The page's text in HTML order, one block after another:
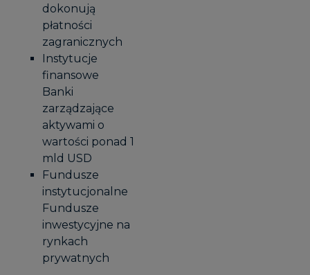
dokonują
płatności
zagranicznych
Instytucje
finansowe
Banki
zarządzające
aktywami o
wartości ponad 1
mld USD
Fundusze
instytucjonalne
Fundusze
inwestycyjne na
rynkach
prywatnych